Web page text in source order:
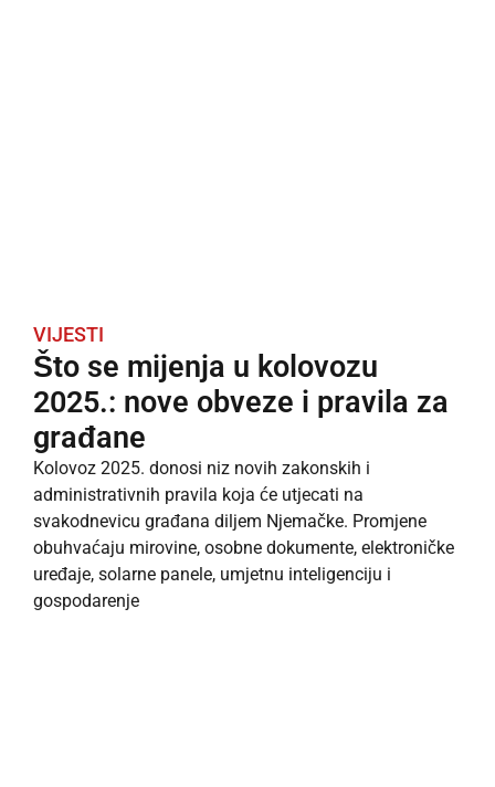
VIJESTI
Što se mijenja u kolovozu
2025.: nove obveze i pravila za
građane
Kolovoz 2025. donosi niz novih zakonskih i
administrativnih pravila koja će utjecati na
svakodnevicu građana diljem Njemačke. Promjene
obuhvaćaju mirovine, osobne dokumente, elektroničke
uređaje, solarne panele, umjetnu inteligenciju i
gospodarenje